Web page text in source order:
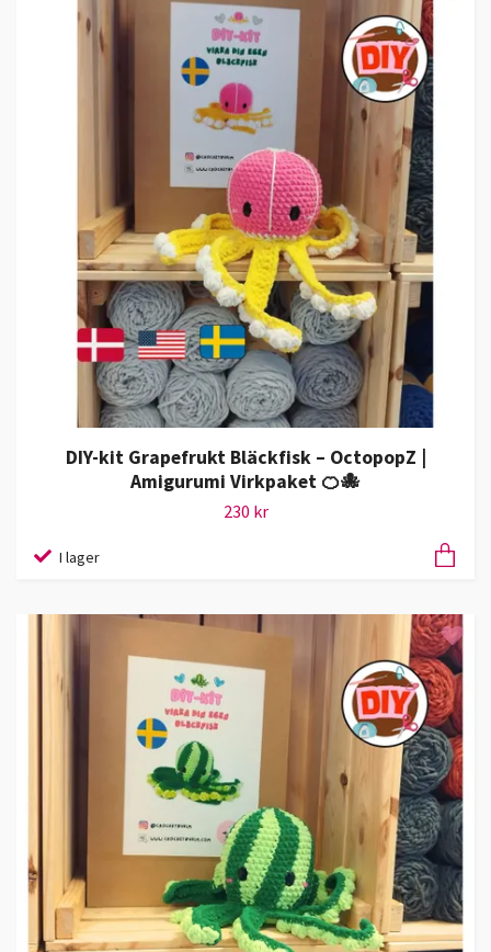
DIY-kit Grapefrukt Bläckfisk – OctopopZ |
Amigurumi Virkpaket 🍊🐙
230 kr
I lager